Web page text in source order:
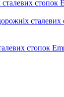
стопок